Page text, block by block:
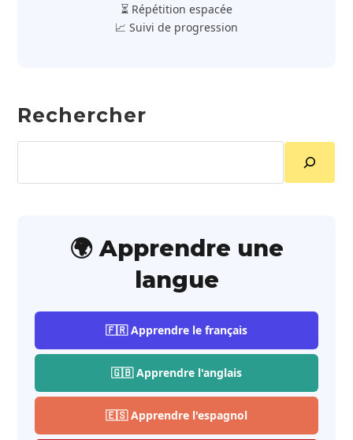
⏳ Répétition espacée
📈 Suivi de progression
Rechercher
🌍 Apprendre une
langue
🇫🇷 Apprendre le français
🇬🇧 Apprendre l'anglais
🇪🇸 Apprendre l'espagnol